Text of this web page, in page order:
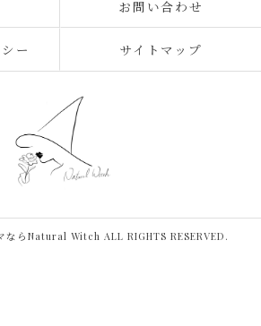
お問い合わせ
ー サイトマップ
ならNatural Witch ALL RIGHTS RESERVED.